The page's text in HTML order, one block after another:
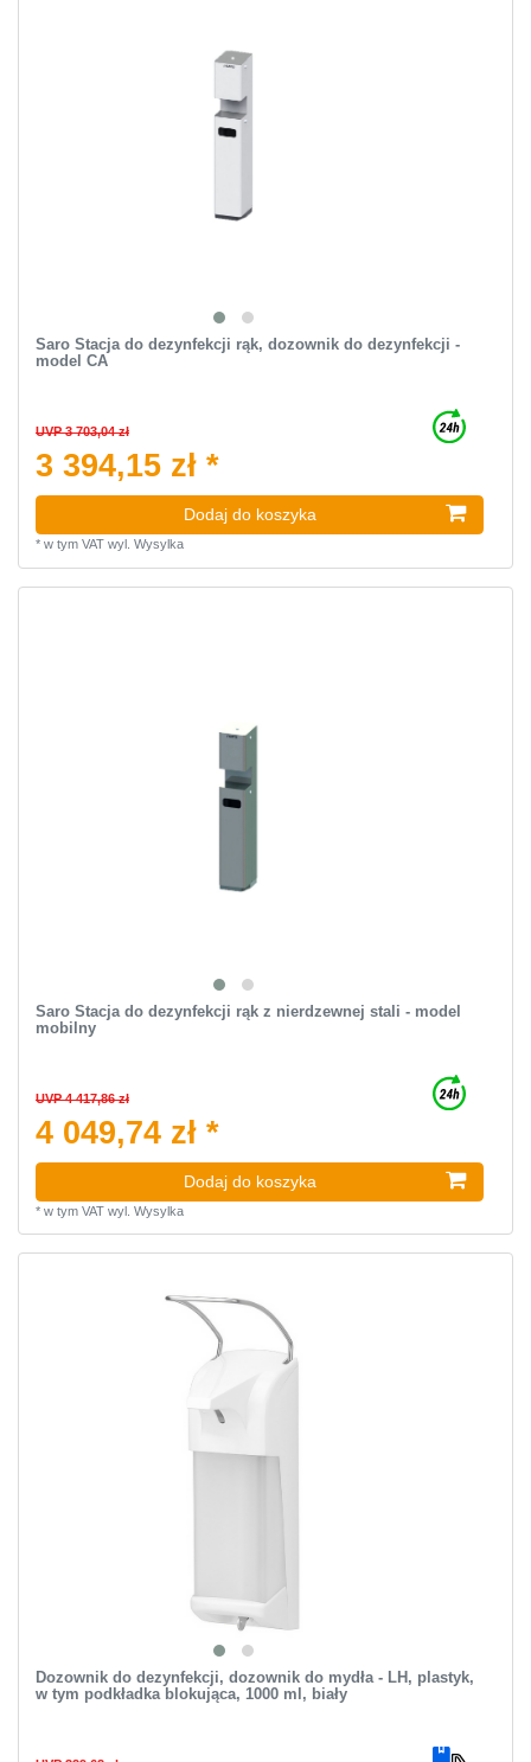
Saro Stacja do dezynfekcji rąk, dozownik do dezynfekcji -
model CA
UVP 3 703,04 zł
3 394,15 zł *
Dodaj do koszyka
* w tym VATwyl. Wysylka
Saro Stacja do dezynfekcji rąk z nierdzewnej stali - model
mobilny
UVP 4 417,86 zł
4 049,74 zł *
Dodaj do koszyka
* w tym VATwyl. Wysylka
Dozownik do dezynfekcji, dozownik do mydła - LH, plastyk,
w tym podkładka blokująca, 1000 ml, biały